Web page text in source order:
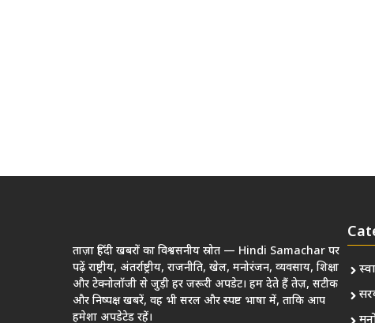
ताज़ा हिंदी खबरों का विश्वसनीय स्रोत — Hindi Samachar पर
पढ़ें राष्ट्रीय, अंतर्राष्ट्रीय, राजनीति, खेल, मनोरंजन, व्यवसाय, शिक्षा
और टेक्नोलॉजी से जुड़ी हर जरूरी अपडेट। हम देते हैं तेज़, सटीक
और निष्पक्ष खबरें, वह भी सरल और स्पष्ट भाषा में, ताकि आप
हमेशा अपडेटेड रहें।